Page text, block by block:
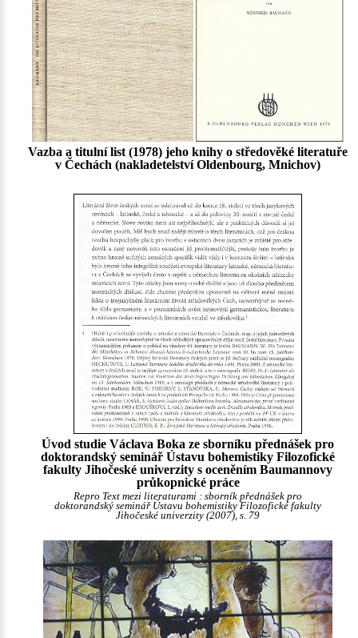
Vazba a titulní list (1978) jeho knihy o středověké literatuře
v Čechách (nakladetelství Oldenbourg, Mnichov)
Úvod studie Václava Boka ze sborníku přednášek pro
doktorandský seminář Ústavu bohemistiky Filozofické
fakulty Jihočeské univerzity s oceněním Baumannovy
průkopnické práce
Repro Text mezi literaturami : sborník přednášek pro
doktorandský seminář Ústavu bohemistiky Filozofické fakulty
Jihočeské univerzity (2007), s. 79